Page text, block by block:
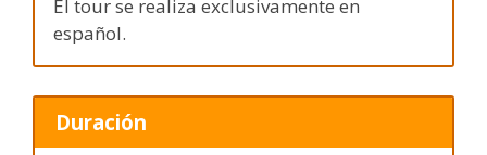
El tour se realiza exclusivamente en
español.
Duración